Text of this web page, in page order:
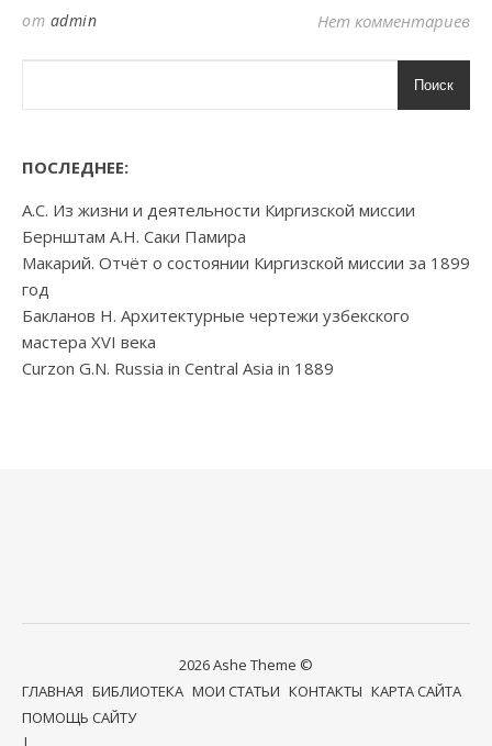
от admin Нет комментариев
Поиск
ПОСЛЕДНЕЕ:
А.С. Из жизни и деятельности Киргизской миссии
Бернштам А.Н. Саки Памира
Макарий. Отчёт о состоянии Киргизской миссии за 1899
год
Бакланов Н. Архитектурные чертежи узбекского
мастера XVI века
Curzon G.N. Russia in Central Asia in 1889
2026 Ashe Theme ©
ГЛАВНАЯ БИБЛИОТЕКА МОИ СТАТЬИ КОНТАКТЫ КАРТА САЙТА
ПОМОЩЬ САЙТУ